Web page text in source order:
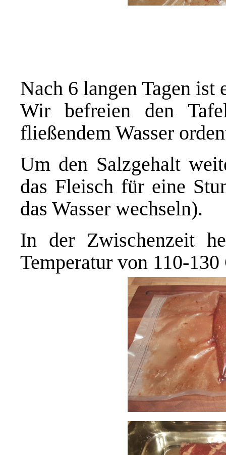
Nach 6 langen Tagen ist
Wir befreien den
fließendem Wasser
Um den Salzgehalt
das Fleisch für eine
das Wasser wechseln).
In der Zwischenzeit
Temperatur von 110-130